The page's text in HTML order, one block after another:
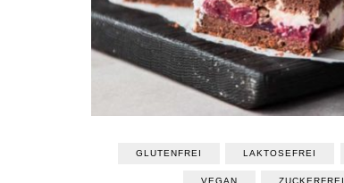
GLUTENFREI LAKTOSEFREI
VEGAN ZUCKERFREI